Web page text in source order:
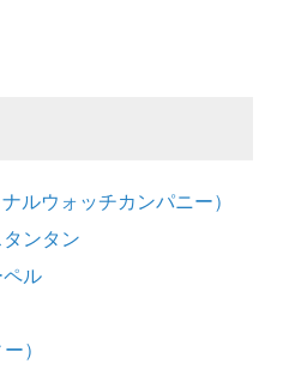
ルウォッチカンパニー）
ンタン
ペル
）